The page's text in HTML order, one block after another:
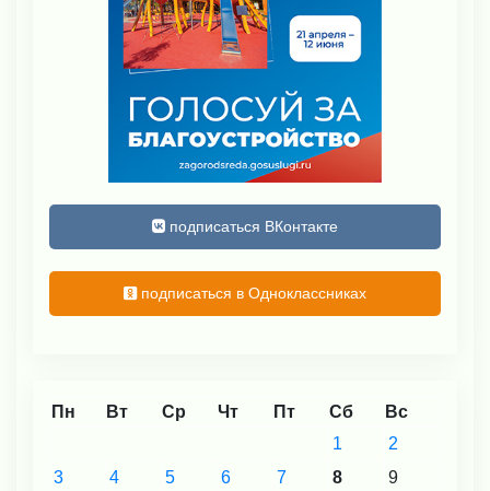
подписаться ВКонтакте
подписаться в Одноклассниках
Пн Вт Ср Чт Пт Сб Вс
1
2
3
4 5 6 7 8
9